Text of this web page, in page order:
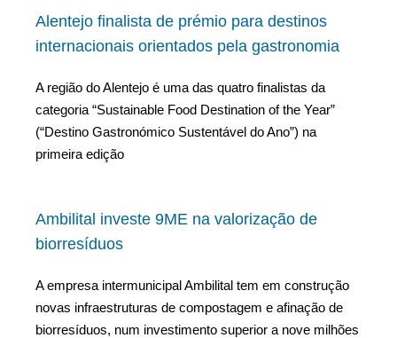
Alentejo finalista de prémio para destinos
internacionais orientados pela gastronomia
A região do Alentejo é uma das quatro finalistas da
categoria “Sustainable Food Destination of the Year”
(“Destino Gastronómico Sustentável do Ano”) na
primeira edição
Ambilital investe 9ME na valorização de
biorresíduos
A empresa intermunicipal Ambilital tem em construção
novas infraestruturas de compostagem e afinação de
biorresíduos, num investimento superior a nove milhões